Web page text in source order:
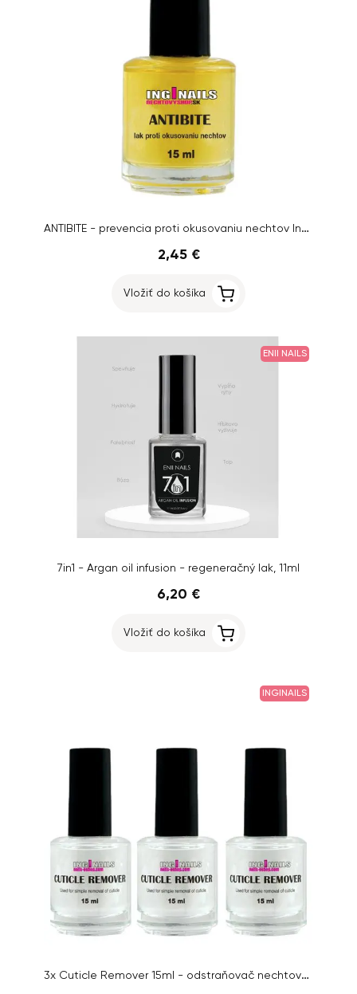
ANTIBITE - prevencia proti okusovaniu nechtov Inginails, 15ml
2,45 €
Vložiť do košíka
ENII NAILS
7in1 - Argan oil infusion - regeneračný lak, 11ml
6,20 €
Vložiť do košíka
INGINAILS
3x Cuticle Remover 15ml - odstraňovač nechtovej kožičky Inginails